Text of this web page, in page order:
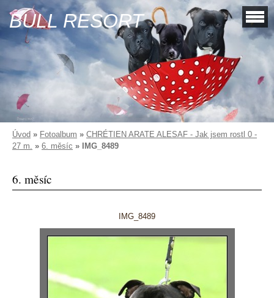
BULL RESORT
Úvod » Fotoalbum » CHRÉTIEN ARATE ALESAF - Jak jsem rostl 0 -
27 m. » 6. měsíc » IMG_8489
6. měsíc
IMG_8489